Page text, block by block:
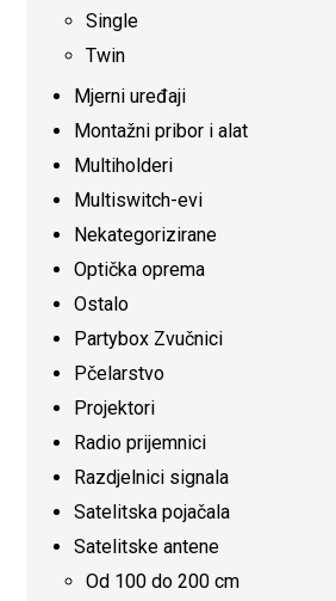
Single
Twin
Mjerni uređaji
Montažni pribor i alat
Multiholderi
Multiswitch-evi
Nekategorizirane
Optička oprema
Ostalo
Partybox Zvučnici
Pčelarstvo
Projektori
Radio prijemnici
Razdjelnici signala
Satelitska pojačala
Satelitske antene
Od 100 do 200 cm